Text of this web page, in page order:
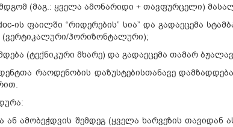
(მაგ.: ყველა ამონარიდი + თავფურცელი)
ის ფაილში “რიდერების” სია” და გადაეცემა
ჰორიზონტალური);
(ტექნიკური მხარე) და გადაეცემა თამარ
რაოდენობის დაზუსტებისთანავე
ან ამობეჭდვის შემდეგ (ყველა ხარვეზის